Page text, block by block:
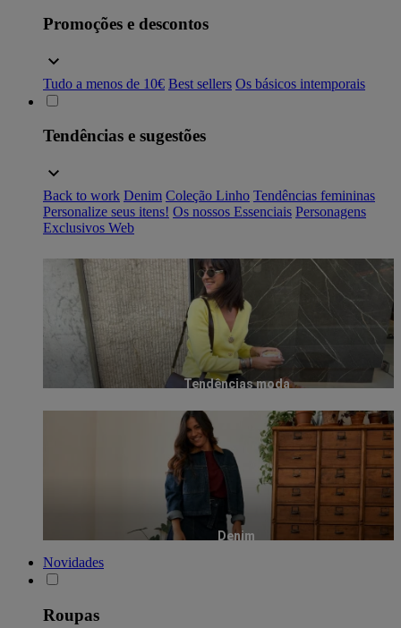
Promoções e descontos
Tudo a menos de 10€ Best sellers Os básicos intemporais
Tendências e sugestões
Back to work Denim Coleção Linho Tendências femininas
Personalize seus itens! Os nossos Essenciais Personagens
Exclusivos Web
Tendências moda
Denim
Novidades
Roupas